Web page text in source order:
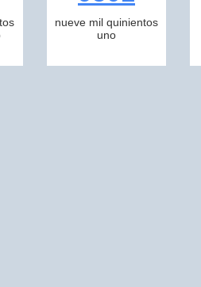
nueve mil quinientos
uno